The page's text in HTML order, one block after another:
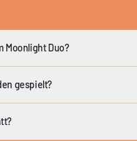
Moonlight Duo?
gespielt?